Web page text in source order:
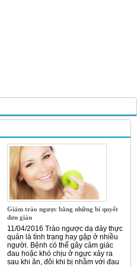
Giảm trào ngược bằng những bí quyết
đơn giản
11/04/2016 Trào ngược dạ dày thực
quản là tình trạng hay gặp ở nhiều
người. Bệnh có thể gây cảm giác
đau hoặc khó chịu ở ngực xảy ra
sau khi ăn, đôi khi bị nhầm với đau